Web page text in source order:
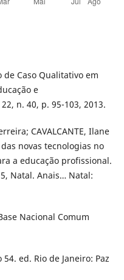
de Caso Qualitativo em
e
n. 40, p. 95-103, 2013.
CAVALCANTE, Ilane
novas tecnologias no
a educação profissional.
Natal. Anais… Natal:
Nacional Comum
ed. Rio de Janeiro: Paz